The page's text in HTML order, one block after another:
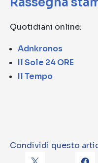
Quotidiani online:
Adnkronos
Il Sole 24 ORE
Il Tempo
Condividi questo